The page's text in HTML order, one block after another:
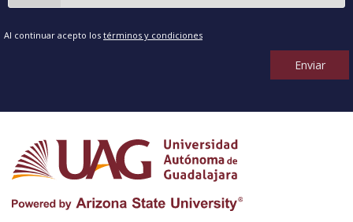
Al continuar acepto los términos y condiciones
Enviar